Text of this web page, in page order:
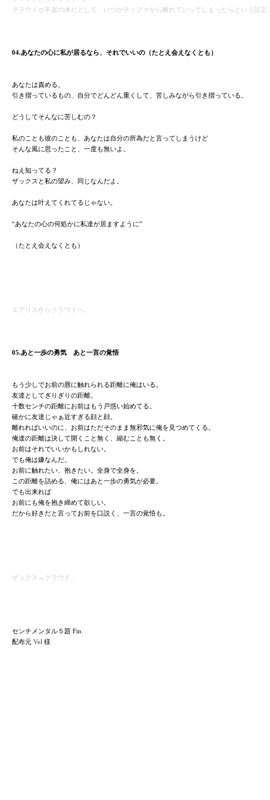
クラウドが不老の体だとして、いつかティファから離れていってしまったらという設定。
04.あなたの心に私が居るなら、それでいいの（たとえ会えなくとも）
あなたは責める。
引き摺っているもの、自分でどんどん重くして、苦しみながら引き摺っている。
どうしてそんなに苦しむの？
私のことも彼のことも、あなたは自分の所為だと言ってしまうけど
そんな風に思ったこと、一度も無いよ。
ねえ知ってる？
ザックスと私の望み、同じなんだよ。
あなたは叶えてくれてるじゃない。
“あなたの心の何処かに私達が居ますように”
（たとえ会えなくとも）
エアリスからクラウドへ。
05.あと一歩の勇気 あと一言の覚悟
もう少しでお前の唇に触れられる距離に俺はいる。
友達としてぎりぎりの距離。
十数センチの距離にお前はもう戸惑い始めてる。
確かに友達じゃぁ近すぎる顔と顔。
離れればいいのに、お前はただそのまま無邪気に俺を見つめてくる。
俺達の距離は決して開くこと無く、縮むことも無く。
お前はそれでいいかもしれない。
でも俺は嫌なんだ。
お前に触れたい、抱きたい。全身で全身を。
この距離を詰める、俺にはあと一歩の勇気が必要。
でも出来れば
お前にも俺を抱き締めて欲しい。
だから好きだと言ってお前を口説く、一言の覚悟も。
ザックス→クラウド。
センチメンタル５題 Fin.
配布元 Vel 様